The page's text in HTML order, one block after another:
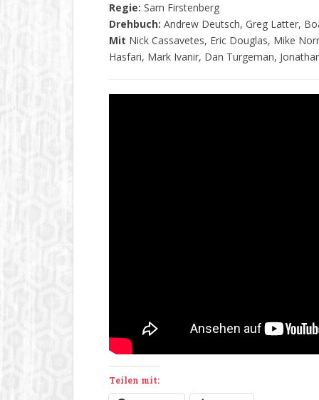
Regie: Sam Firstenberg
Drehbuch: Andrew Deutsch, Greg Latter,
Mit Nick Cassavetes, Eric Douglas, Mike
Hasfari, Mark Ivanir, Dan Turgeman,
Teilen mit: